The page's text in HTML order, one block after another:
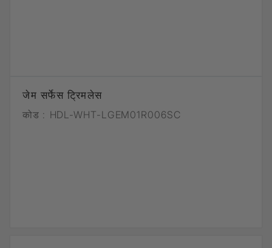
जेम सर्फेस ट्रिमलेस
कोड : HDL-WHT-LGEM01R006SC